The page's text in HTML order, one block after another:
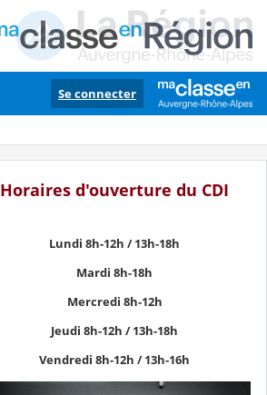
Se connecter
Horaires d'ouverture du CDI
Lundi 8h-12h / 13h-18h
Mardi 8h-18h
Mercredi 8h-12h
Jeudi 8h-12h / 13h-18h
Vendredi 8h-12h / 13h-16h